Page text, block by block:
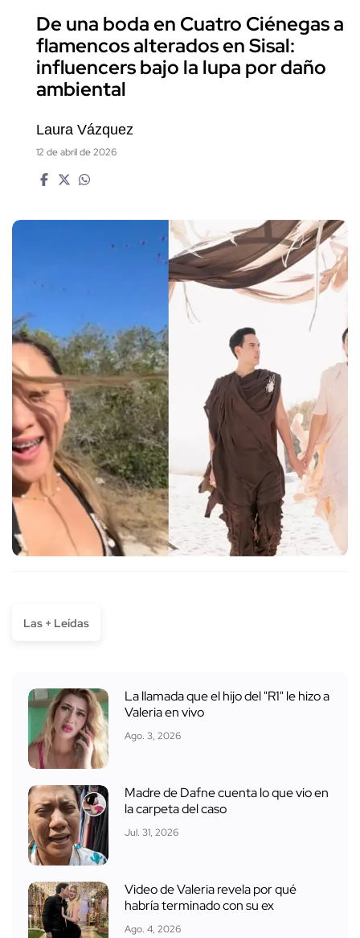
De una boda en Cuatro Ciénegas a
flamencos alterados en Sisal:
influencers bajo la lupa por daño
ambiental
Laura Vázquez
12 de abril de 2026
Las + Leídas
La llamada que el hijo del "R1" le hizo a
Valeria en vivo
Ago. 3, 2026
Madre de Dafne cuenta lo que vio en
la carpeta del caso
Jul. 31, 2026
Video de Valeria revela por qué
habría terminado con su ex
Ago. 4, 2026